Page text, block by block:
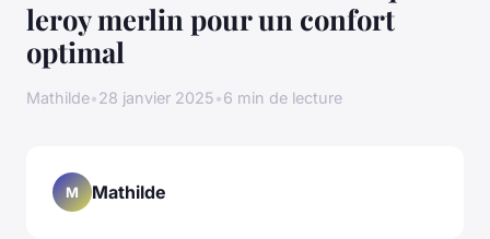
leroy merlin pour un confort
optimal
Mathilde•28 janvier 2025•6 min de lecture
M Mathilde